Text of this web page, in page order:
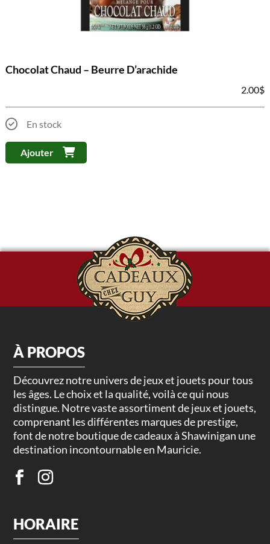
Chocolat Chaud – Beurre D’arachide
2.00$
En stock
Ajouter
À PROPOS
Découvrez notre univers de jeux et jouets pour tous
les âges. Le choix et la qualité, voilà ce qui nous
distingue. Notre vaste assortiment de jeux et jouets,
comprenant les différentes marques de prestige,
font de notre boutique de cadeaux à Shawinigan une
destination incontournable en Mauricie.
HORAIRE